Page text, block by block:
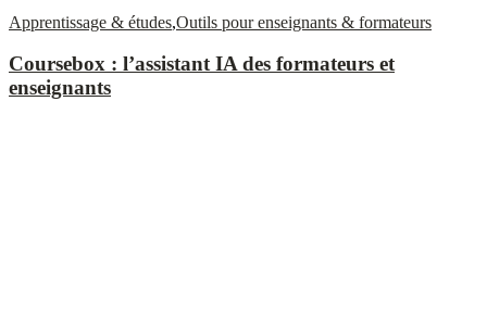
Apprentissage & études,Outils pour enseignants & formateurs
Coursebox : l’assistant IA des formateurs et
enseignants